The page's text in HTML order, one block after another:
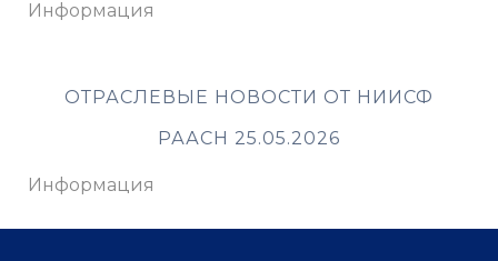
Информация
ОТРАСЛЕВЫЕ НОВОСТИ ОТ НИИСФ
РААСН 25.05.2026
Информация